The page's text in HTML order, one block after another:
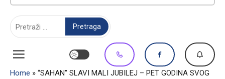
Home » “SAHAN” SLAVI MALI JUBILEJ – PET GODINA SVOG